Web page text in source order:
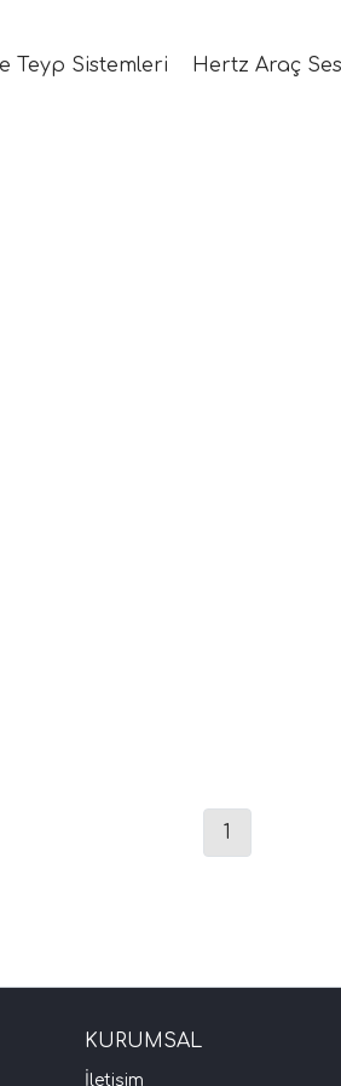
Teyp Sistemleri Hertz Araç
1
KURUMSAL
İletişim